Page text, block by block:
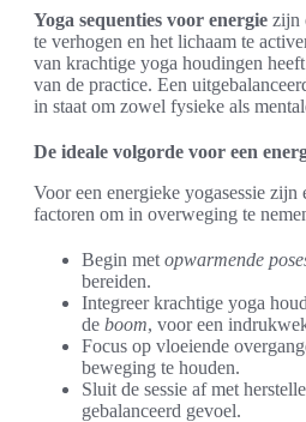
Yoga sequenties voor energie zijn
te verhogen en het lichaam te
van krachtige yoga houdingen
van de practice. Een
in staat om zowel fysieke als
De ideale volgorde voor een
Voor een energieke yogasessie
factoren om in overweging te
Begin met opwarmende
bereiden.
Integreer krachtige yoga
de boom, voor een
Focus op vloeiende
beweging te houden.
Sluit de sessie af met
gebalanceerd gevoel.